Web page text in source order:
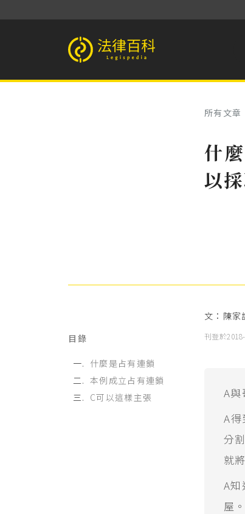
法律百科 Legispedia
所有文章
什
以
目錄
什麼是占有連鎖
本例成立占有連鎖
C可以這樣主張
文： 陳家
刊登於
A與
A
分
就
A
屋。